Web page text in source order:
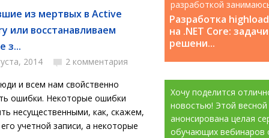
из мертвых в Active
или восстанавливаем
з...
2014
2 комментария
и всем нам свойственно
ошибки. Некоторые ошибки
несущественными, как, скажем,
учетной записи, а некоторые
Разработка
на .NET Core:
решени...
разработкой
с 2008 года....
Хочу поделится
новостью! Этой весной
анонсирована целая
обучающих вебинаров